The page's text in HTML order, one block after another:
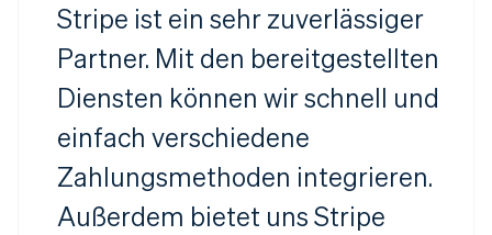
Stripe ist ein sehr zuverlässiger
Partner. Mit den bereitgestellten
Diensten können wir schnell und
einfach verschiedene
Zahlungsmethoden integrieren.
Außerdem bietet uns Stripe